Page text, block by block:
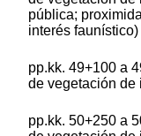
pública;
interés faunístico)
pp.kk. 49+100 a
de vegetación de
pp.kk. 50+250 a